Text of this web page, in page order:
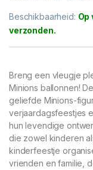
Beschikbaarheid: Op
Breng een vleugje
Minions ballonnen!
geliefde Minions-
verjaardagsfeestjes
hun levendige
die zowel kinderen
kinderfeestje
vrienden en familie,